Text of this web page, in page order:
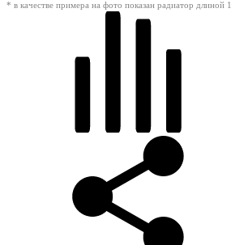
* в качестве примера на фото показан радиатор длиной